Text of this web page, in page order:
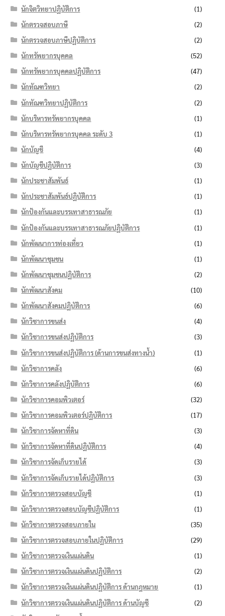
นักจิตวิทยาปฏิบัติการ
(1)
นักตรวจสอบภาษี
(2)
นักตรวจสอบภาษีปฏิบัติการ
(2)
นักทรัพยากรบุคคล
(52)
นักทรัพยากรบุคคลปฏิบัติการ
(47)
นักทัณฑวิทยา
(2)
นักทัณฑวิทยาปฏิบัติการ
(2)
นักบริหารทรัพยากรบุคคล
(1)
นักบริหารทรัพยากรบุคคล ระดับ 3
(1)
นักบัญชี
(4)
นักบัญชีปฏิบัติการ
(3)
นักประชาสัมพันธ์
(1)
นักประชาสัมพันธ์ปฏิบัติการ
(1)
นักป้องกันและบรรเทาสาธารณภัย
(1)
นักป้องกันและบรรเทาสาธารณภัยปฏิบัติการ
(1)
นักพัฒนาการท่องเที่ยว
(1)
นักพัฒนาชุมชน
(1)
นักพัฒนาชุมชนปฏิบัติการ
(2)
นักพัฒนาสังคม
(10)
นักพัฒนาสังคมปฏิบัติการ
(6)
นักวิชาการขนส่ง
(4)
นักวิชาการขนส่งปฏิบัติการ
(3)
นักวิชาการขนส่งปฏิบัติการ (ด้านการขนส่งทางน้ำ)
(1)
นักวิชาการคลัง
(6)
นักวิชาการคลังปฏิบัติการ
(6)
นักวิชาการคอมพิวเตอร์
(32)
นักวิชาการคอมพิวเตอร์ปฏิบัติการ
(17)
นักวิชาการจัดหาที่ดิน
(3)
นักวิชาการจัดหาที่ดินปฏิบัติการ
(4)
นักวิชาการจัดเก็บรายได้
(3)
นักวิชาการจัดเก็บรายได้ปฏิบัติการ
(3)
นักวิชาการตรวจสอบบัญชี
(1)
นักวิชาการตรวจสอบบัญชีปฏิบัติการ
(1)
นักวิชาการตรวจสอบภายใน
(35)
นักวิชาการตรวจสอบภายในปฏิบัติการ
(29)
นักวิชาการตรวจเงินแผ่นดิน
(1)
นักวิชาการตรวจเงินแผ่นดินปฏิบัติการ
(2)
นักวิชาการตรวจเงินแผ่นดินปฏิบัติการ ด้านกฎหมาย
(1)
นักวิชาการตรวจเงินแผ่นดินปฏิบัติการ ด้านบัญชี
(2)